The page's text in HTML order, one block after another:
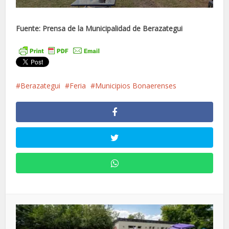
Fuente: Prensa de la Municipalidad de Berazategui
Berazategui Feria Municipios Bonaerenses